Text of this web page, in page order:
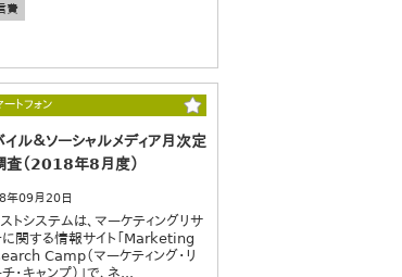
費
ートフォン
イル＆ソーシャルメディア月次定
査（2018年8月度）
年09月20日
トシステムは、マーケティングリサ
関する情報サイト「Marketing
Camp（マーケティング・リ
・キャンプ）」で、ネ...